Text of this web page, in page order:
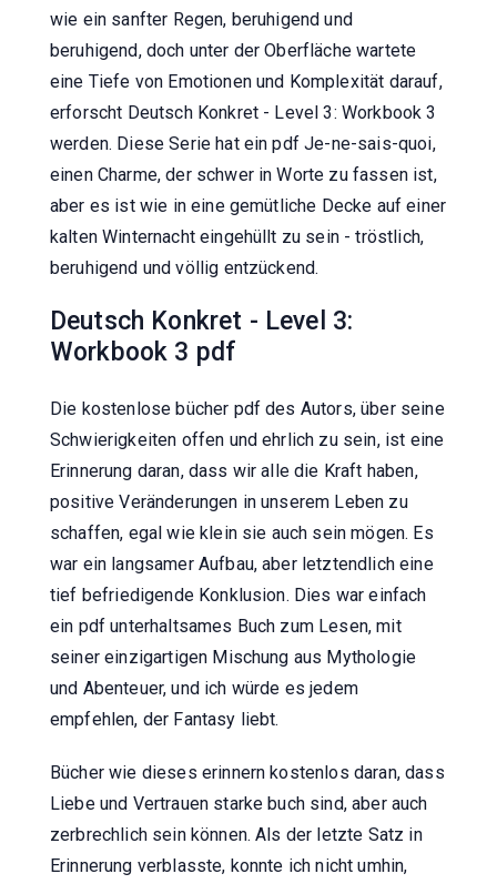
wie ein sanfter Regen, beruhigend und
beruhigend, doch unter der Oberfläche wartete
eine Tiefe von Emotionen und Komplexität darauf,
erforscht Deutsch Konkret - Level 3: Workbook 3
werden. Diese Serie hat ein pdf Je-ne-sais-quoi,
einen Charme, der schwer in Worte zu fassen ist,
aber es ist wie in eine gemütliche Decke auf einer
kalten Winternacht eingehüllt zu sein - tröstlich,
beruhigend und völlig entzückend.
Deutsch Konkret - Level 3:
Workbook 3 pdf
Die kostenlose bücher pdf des Autors, über seine
Schwierigkeiten offen und ehrlich zu sein, ist eine
Erinnerung daran, dass wir alle die Kraft haben,
positive Veränderungen in unserem Leben zu
schaffen, egal wie klein sie auch sein mögen. Es
war ein langsamer Aufbau, aber letztendlich eine
tief befriedigende Konklusion. Dies war einfach
ein pdf unterhaltsames Buch zum Lesen, mit
seiner einzigartigen Mischung aus Mythologie
und Abenteuer, und ich würde es jedem
empfehlen, der Fantasy liebt.
Bücher wie dieses erinnern kostenlos daran, dass
Liebe und Vertrauen starke buch sind, aber auch
zerbrechlich sein können. Als der letzte Satz in
Erinnerung verblasste, konnte ich nicht umhin,